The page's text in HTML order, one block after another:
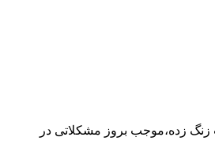
زده،موجب بروز مشکلاتی در